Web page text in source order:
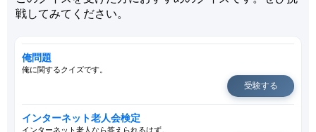
戦してみてください。
俺問題
俺に関するクイズです。
受験する
インターネット老人会検定
インターネット老人なら答えられるはず。